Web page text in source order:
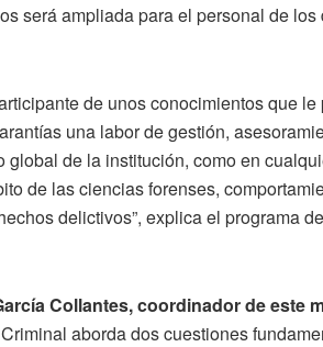
será ampliada para el personal de
de unos conocimientos que
una labor de gestión,
global de la institución, como en
de las ciencias forenses,
delictivos”, explica el programa
Collantes, coordinador de este
aborda dos cuestiones